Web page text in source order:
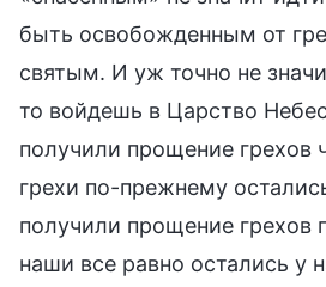
быть освобожденным от
святым. И уж точно не
то войдешь в Царство
получили прощение грехов
грехи по-прежнему
получили прощение грехов
наши все равно остались у